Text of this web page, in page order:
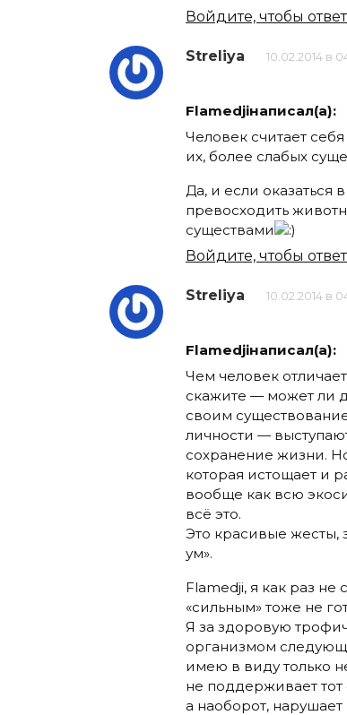
Войдите, чтобы
Streliya 10.02.2014 в
Flamedjiнаписал(а):
Человек считает
их, более слабых
Да, и если оказаться
превосходить
существами
Войдите, чтобы
Streliya 10.02.2014 в
Flamedjiнаписал(а):
Чем человек
скажите — может ли
своим
личности —
сохранение жизни.
которая истощает и
вообще как всю
всё это.
Это красивые жесты,
ум».
Flamedji, я как раз не
«сильным» тоже не
Я за здоровую
организмом
имею в виду только
не поддерживает
а наоборот,